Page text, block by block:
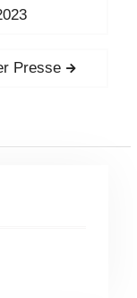
Presse